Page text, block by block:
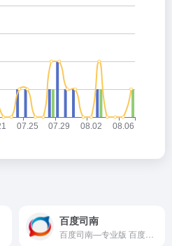
百度司南